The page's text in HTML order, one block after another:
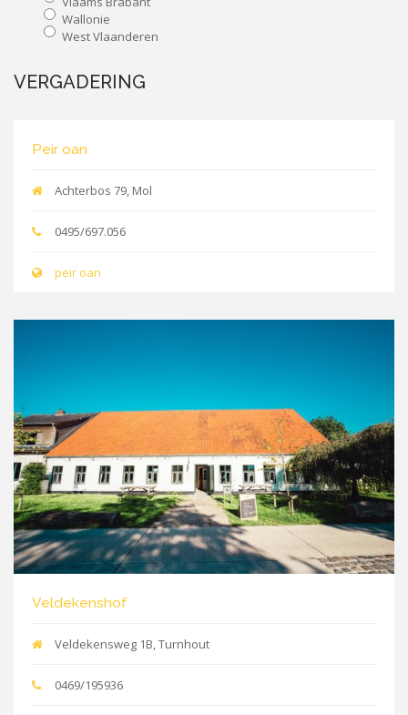
Wallonie
West Vlaanderen
VERGADERING
Peir oan
Achterbos 79, Mol
0495/697.056
peir oan
Veldekenshof
Veldekensweg 1B, Turnhout
0469/195936